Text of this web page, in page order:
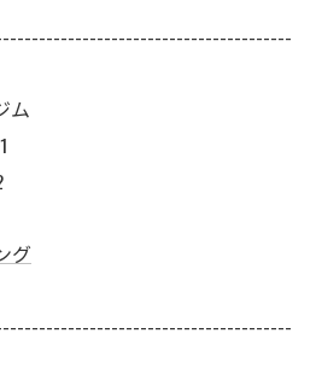
ム
グ